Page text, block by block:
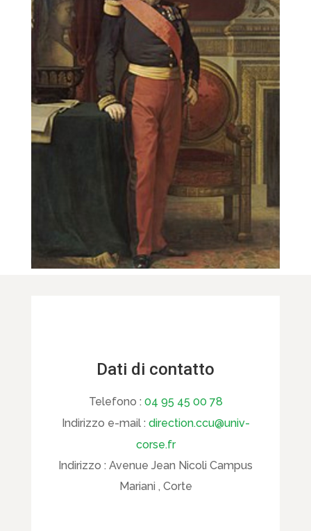
Dati di contatto
Telefono : 04 95 45 00 78
Indirizzo e-mail : direction.ccu@univ-
corse.fr
Indirizzo : Avenue Jean Nicoli Campus
Mariani , Corte